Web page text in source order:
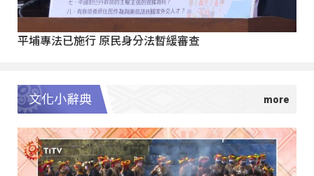
平埔專法已施行 原民身分法暫緩審查
文化小辭典